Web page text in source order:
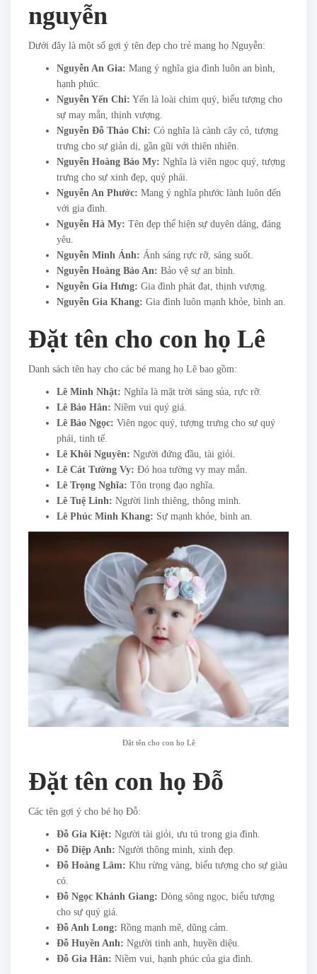
nguyễn
Dưới đây là một số gợi ý tên đẹp cho trẻ mang họ Nguyễn:
Nguyễn An Gia: Mang ý nghĩa gia đình luôn an bình,
hạnh phúc.
Nguyễn Yến Chi: Yến là loài chim quý, biểu tượng cho
sự may mắn, thịnh vượng.
Nguyễn Đỗ Thảo Chi: Có nghĩa là cành cây cỏ, tượng
trưng cho sự giản dị, gần gũi với thiên nhiên.
Nguyễn Hoàng Bảo My: Nghĩa là viên ngọc quý, tượng
trưng cho sự xinh đẹp, quý phái.
Nguyễn An Phước: Mang ý nghĩa phước lành luôn đến
với gia đình.
Nguyễn Hà My: Tên đẹp thể hiện sự duyên dáng, đáng
yêu.
Nguyễn Minh Ánh: Ánh sáng rực rỡ, sáng suốt.
Nguyễn Hoàng Bảo An: Bảo vệ sự an bình.
Nguyễn Gia Hưng: Gia đình phát đạt, thịnh vượng.
Nguyễn Gia Khang: Gia đình luôn mạnh khỏe, bình an.
Đặt tên cho con họ Lê
Danh sách tên hay cho các bé mang họ Lê bao gồm:
Lê Minh Nhật: Nghĩa là mặt trời sáng sủa, rực rỡ.
Lê Bảo Hân: Niềm vui quý giá.
Lê Bảo Ngọc: Viên ngọc quý, tượng trưng cho sự quý
phái, tinh tế.
Lê Khôi Nguyên: Người đứng đầu, tài giỏi.
Lê Cát Tường Vy: Đó hoa tường vy may mắn.
Lê Trọng Nghĩa: Tôn trọng đạo nghĩa.
Lê Tuệ Linh: Người linh thiêng, thông minh.
Lê Phúc Minh Khang: Sự mạnh khỏe, bình an.
Đặt tên cho con họ Lê
Đặt tên con họ Đỗ
Các tên gợi ý cho bé họ Đỗ:
Đỗ Gia Kiệt: Người tài giỏi, ưu tú trong gia đình.
Đỗ Diệp Anh: Người thông minh, xinh đẹp.
Đỗ Hoàng Lâm: Khu rừng vàng, biểu tượng cho sự giàu
có.
Đỗ Ngọc Khánh Giang: Dòng sông ngọc, biểu tượng
cho sự quý giá.
Đỗ Anh Long: Rồng mạnh mẽ, dũng cảm.
Đỗ Huyền Anh: Người tinh anh, huyền diệu.
Đỗ Gia Hân: Niềm vui, hạnh phúc của gia đình.